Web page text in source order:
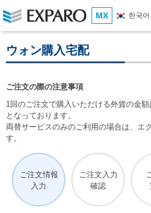
MX 한국어
ウォン購入宅配
ご注文の際の注意事項
1回のご注文で購入いただける外貨の金
となっております。
両替サービスのみのご利用の場合は、エ
す。
ご注文情報
入力
ご注文入力
確認